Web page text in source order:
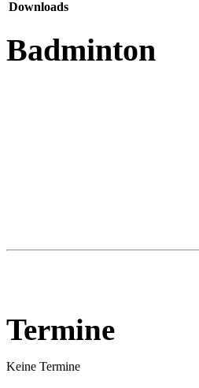
Downloads
Badminton
Termine
Keine Termine